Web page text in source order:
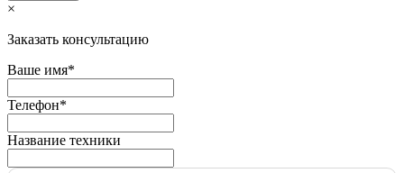
×
Заказать консультацию
Ваше имя*
Телефон*
Название техники